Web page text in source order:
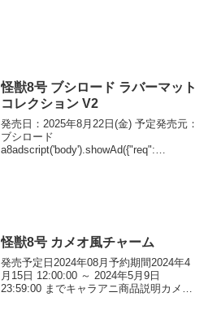
怪獣8号 ブシロード ラバーマット
コレクション V2
発売日：2025年8月22日(金) 予定発売元：
ブシロード
a8adscript('body').showAd({"req":
怪獣8号 カメオ風チャーム
発売予定日2024年08月予約期間2024年4
月15日 12:00:00 ～ 2024年5月9日
23:59:00 までキャラアニ商品説明カメオ